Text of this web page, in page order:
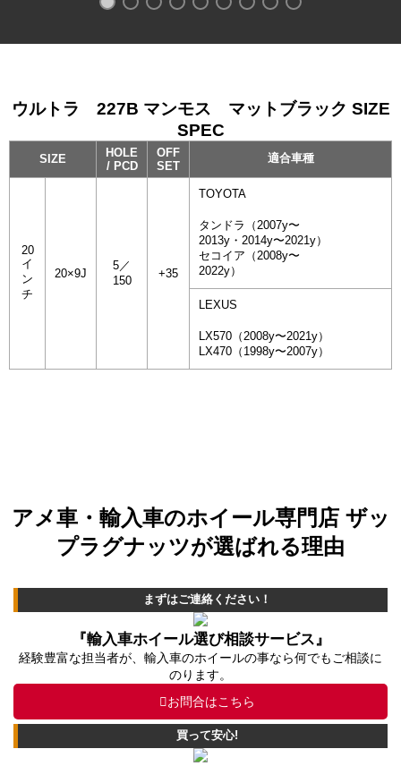
ウルトラ 227B マンモス マットブラック SIZE
SPEC
SIZE
HOLE
/ PCD
OFF
SET
適合車種
20
イ
ン
チ
20×9J
5／
150
+35
TOYOTA
タンドラ（2007y〜
2013y・2014y〜2021y）
セコイア（2008y〜
2022y）
LEXUS
LX570（2008y〜2021y）
LX470（1998y〜2007y）
アメ車・輸入車のホイール専門店 ザッ
プラグナッツが選ばれる理由
まずはご連絡ください！
『輸入車ホイール選び相談サービス』
経験豊富な担当者が、輸入車のホイールの事なら何でもご相談に
のります。
お問合はこちら
買って安心!